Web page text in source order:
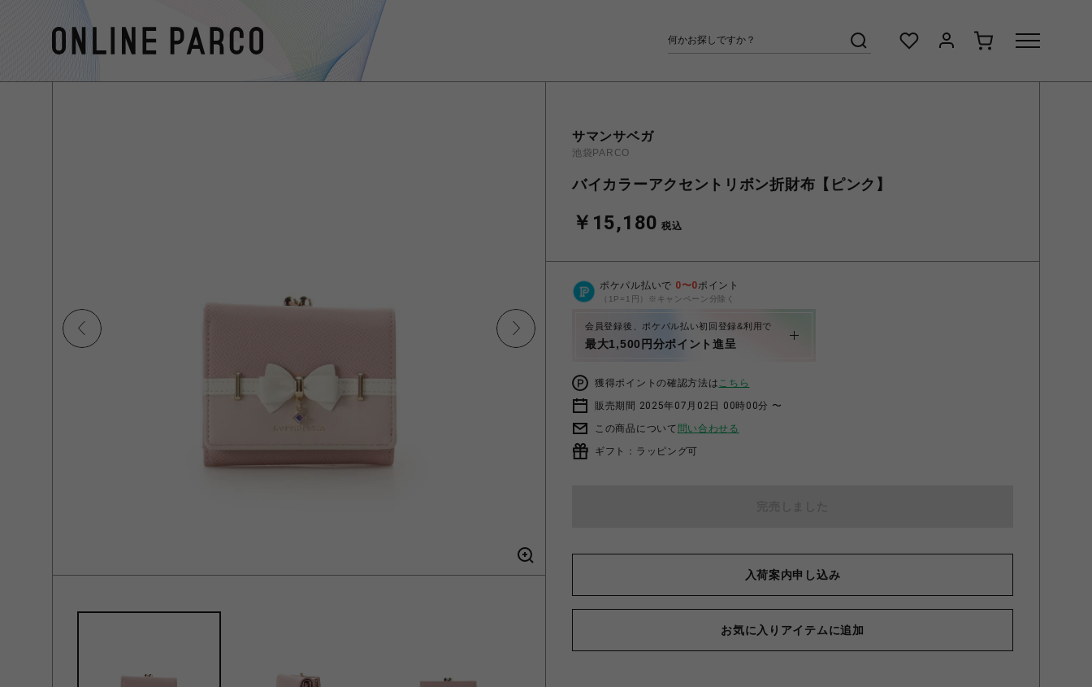
サマンサベガ
池袋PARCO
バイカラーアクセントリボン折財布【ピンク】
￥15,180 税込
ポケパル払いで 0〜0ポイント
（1P=1円）※キャンペーン分除く
会員登録後、ポケパル払い初回登録&利用で
最大1,500円分ポイント進呈
獲得ポイントの確認方法はこちら
販売期間 2025年07月02日 00時00分 〜
この商品について 問い合わせる
ギフト：ラッピング可
入荷案内申し込み
お気に入りアイテムに追加